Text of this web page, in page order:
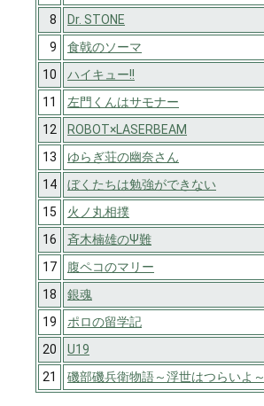
8
Dr. STONE
9
食戟のソーマ
10
ハイキュー!!
11
左門くんはサモナー
12
ROBOT×LASERBEAM
13
ゆらぎ荘の幽奈さん
14
ぼくたちは勉強ができない
15
火ノ丸相撲
16
斉木楠雄のΨ難
17
腹ペコのマリー
18
銀魂
19
ポロの留学記
20
U19
21
磯部磯兵衛物語～浮世はつらいよ～